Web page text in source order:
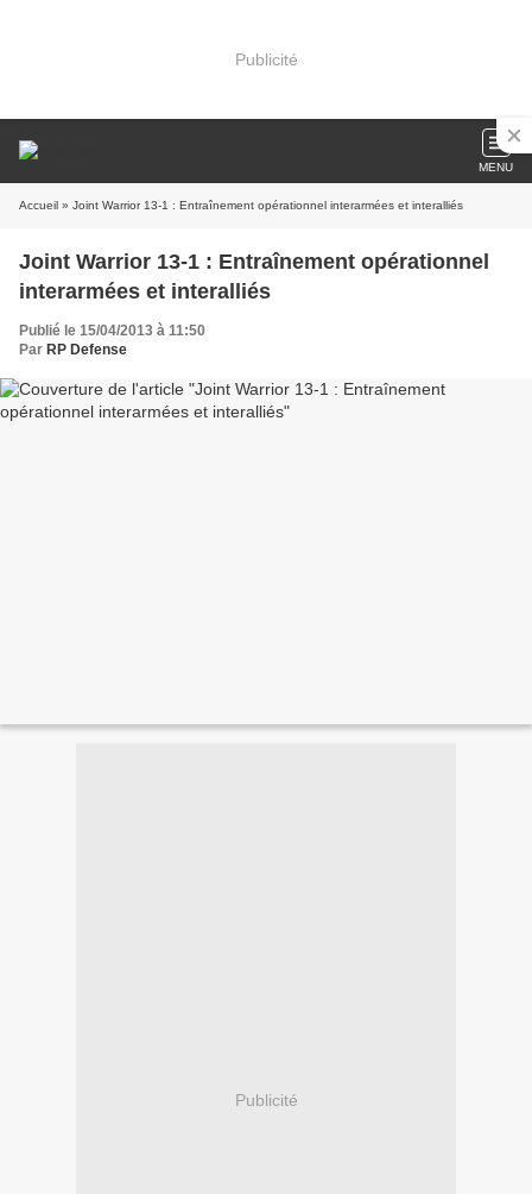
Publicité
MENU
Accueil » Joint Warrior 13-1 : Entraînement opérationnel interarmées et interalliés
Joint Warrior 13-1 : Entraînement opérationnel
interarmées et interalliés
Publié le 15/04/2013 à 11:50
Par RP Defense
Publicité